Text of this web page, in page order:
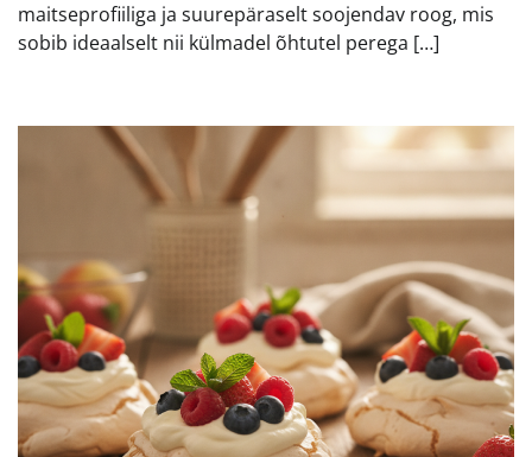
maitseprofiiliga ja suurepäraselt soojendav roog, mis
sobib ideaalselt nii külmadel õhtutel perega […]